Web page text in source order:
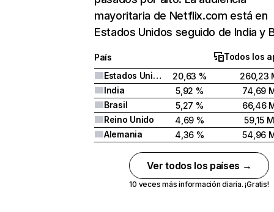
mayoritaria de Netflix.com está en
Estados Unidos seguido de India y
País
Todos los
Estados Unidos
20,63 %
260,23
India
5,92 %
74,69
Brasil
5,27 %
66,46
Reino Unido
4,69 %
59,15 M
Alemania
4,36 % 54,96
Ver todos los países →
10 veces más información diaria. ¡Gratis!